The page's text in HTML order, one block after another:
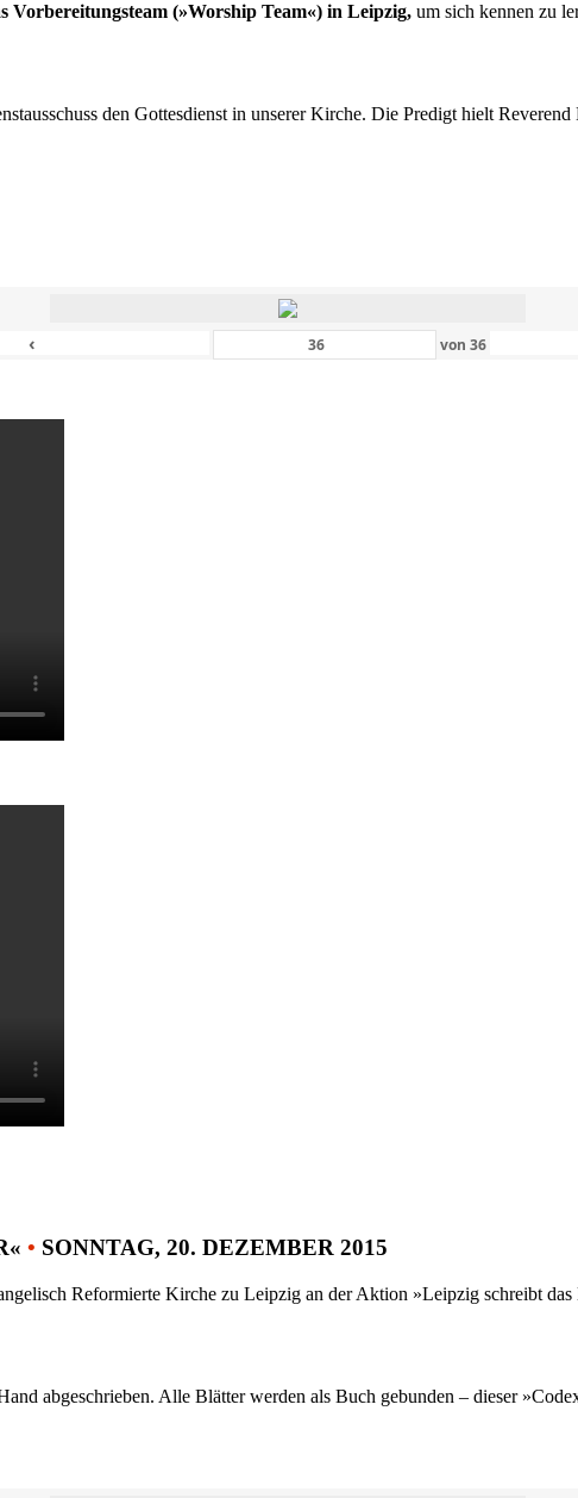
(»Worship Team«) in Leipzig, um sich kennen zu
den Gottesdienst in unserer Kirche. Die Predigt hielt
‹ von36
• SONNTAG, 20. DEZEMBER 2015
Reformierte Kirche zu Leipzig an der Aktion »Leipzig schreibt
abgeschrieben. Alle Blätter werden als Buch gebunden – dieser